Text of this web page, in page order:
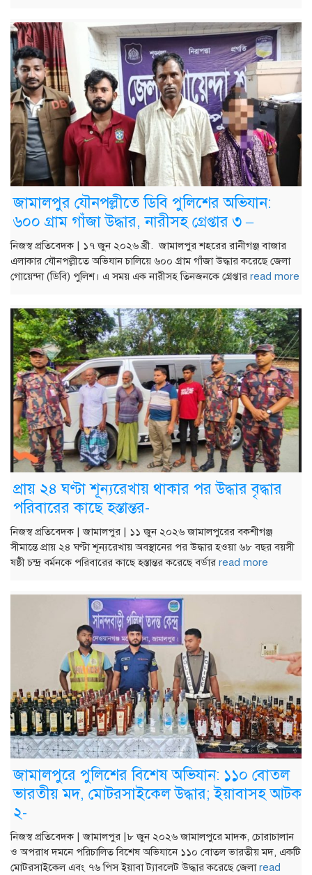
জামালপুর যৌনপল্লীতে ডিবি পুলিশের অভিযান:
৬০০ গ্রাম গাঁজা উদ্ধার, নারীসহ গ্রেপ্তার ৩ –
নিজস্ব প্রতিবেদক | ১৭ জুন ২০২৬ খ্রী. জামালপুর শহরের রানীগঞ্জ বাজার
এলাকার যৌনপল্লীতে অভিযান চালিয়ে ৬০০ গ্রাম গাঁজা উদ্ধার করেছে জেলা
গোয়েন্দা (ডিবি) পুলিশ। এ সময় এক নারীসহ তিনজনকে গ্রেপ্তার read more
প্রায় ২৪ ঘণ্টা শূন্যরেখায় থাকার পর উদ্ধার বৃদ্ধার
পরিবারের কাছে হস্তান্তর-
নিজস্ব প্রতিবেদক | জামালপুর | ১১ জুন ২০২৬ জামালপুরের বকশীগঞ্জ
সীমান্তে প্রায় ২৪ ঘণ্টা শূন্যরেখায় অবস্থানের পর উদ্ধার হওয়া ৬৮ বছর বয়সী
ষষ্ঠী চন্দ্র বর্মনকে পরিবারের কাছে হস্তান্তর করেছে বর্ডার read more
জামালপুরে পুলিশের বিশেষ অভিযান: ১১০ বোতল
ভারতীয় মদ, মোটরসাইকেল উদ্ধার; ইয়াবাসহ আটক
২-
নিজস্ব প্রতিবেদক | জামালপুর |৮ জুন ২০২৬ জামালপুরে মাদক, চোরাচালান
ও অপরাধ দমনে পরিচালিত বিশেষ অভিযানে ১১০ বোতল ভারতীয় মদ, একটি
মোটরসাইকেল এবং ৭৬ পিস ইয়াবা ট্যাবলেট উদ্ধার করেছে জেলাread